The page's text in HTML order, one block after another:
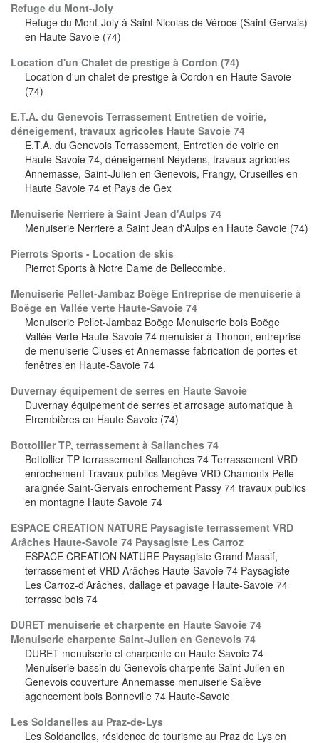
Refuge du Mont-Joly
Refuge du Mont-Joly à Saint Nicolas de Véroce (Saint Gervais)
en Haute Savoie (74)
Location d'un Chalet de prestige à Cordon (74)
Location d'un chalet de prestige à Cordon en Haute Savoie
(74)
E.T.A. du Genevois Terrassement Entretien de voirie,
déneigement, travaux agricoles Haute Savoie 74
E.T.A. du Genevois Terrassement, Entretien de voirie en
Haute Savoie 74, déneigement Neydens, travaux agricoles
Annemasse, Saint-Julien en Genevois, Frangy, Cruseilles en
Haute Savoie 74 et Pays de Gex
Menuiserie Nerriere à Saint Jean d'Aulps 74
Menuiserie Nerriere a Saint Jean d'Aulps en Haute Savoie (74)
Pierrots Sports - Location de skis
Pierrot Sports à Notre Dame de Bellecombe.
Menuiserie Pellet-Jambaz Boëge Entreprise de menuiserie à
Boëge en Vallée verte Haute-Savoie 74
Menuiserie Pellet-Jambaz Boëge Menuiserie bois Boëge
Vallée Verte Haute-Savoie 74 menuisier à Thonon, entreprise
de menuiserie Cluses et Annemasse fabrication de portes et
fenêtres en Haute-Savoie 74
Duvernay équipement de serres en Haute Savoie
Duvernay équipement de serres et arrosage automatique à
Etrembières en Haute Savoie (74)
Bottollier TP, terrassement à Sallanches 74
Bottollier TP terrassement Sallanches 74 Terrassement VRD
enrochement Travaux publics Megève VRD Chamonix Pelle
araignée Saint-Gervais enrochement Passy 74 travaux publics
en montagne Haute Savoie 74
ESPACE CREATION NATURE Paysagiste terrassement VRD
Arâches Haute-Savoie 74 Paysagiste Les Carroz
ESPACE CREATION NATURE Paysagiste Grand Massif,
terrassement et VRD Arâches Haute-Savoie 74 Paysagiste
Les Carroz-d'Arâches, dallage et pavage Haute-Savoie 74
terrasse bois 74
DURET menuiserie et charpente en Haute Savoie 74
Menuiserie charpente Saint-Julien en Genevois 74
DURET menuiserie et charpente en Haute Savoie 74
Menuiserie bassin du Genevois charpente Saint-Julien en
Genevois couverture Annemasse menuiserie Salève
agencement bois Bonneville 74 Haute-Savoie
Les Soldanelles au Praz-de-Lys
Les Soldanelles, résidence de tourisme au Praz de Lys en